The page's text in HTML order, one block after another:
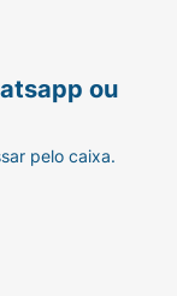
e noite)
externos
irritada
de
ou
pelo caixa.